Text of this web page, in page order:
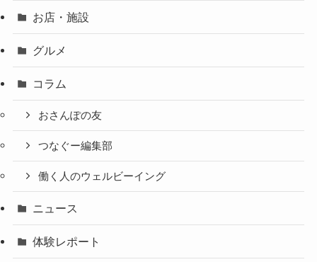
お店・施設
グルメ
コラム
おさんぽの友
つなぐー編集部
働く人のウェルビーイング
ニュース
体験レポート